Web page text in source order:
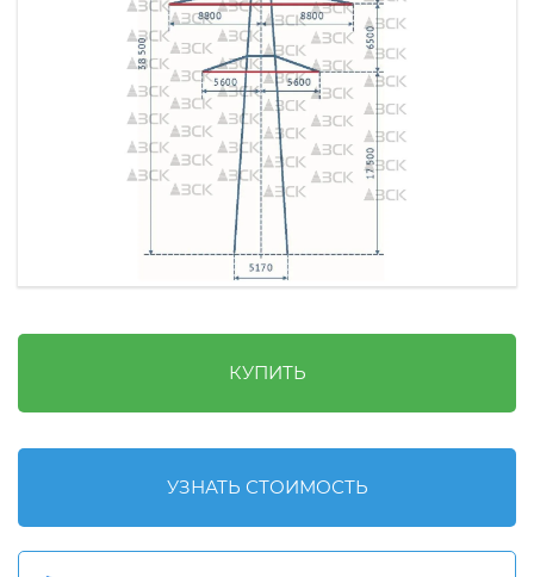
КУПИТЬ
УЗНАТЬ СТОИМОСТЬ